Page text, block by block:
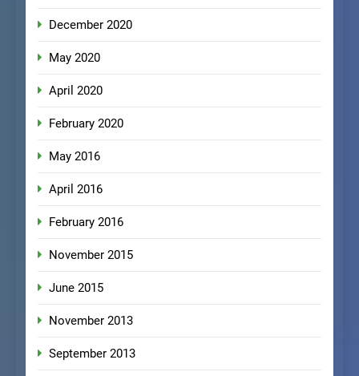
December 2020
May 2020
April 2020
February 2020
May 2016
April 2016
February 2016
November 2015
June 2015
November 2013
September 2013